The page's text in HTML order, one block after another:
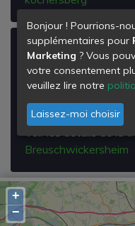
Déchetterie de
Rue de Hangenbieten
67112
Breuschwickersheim
Breuschwickersheim
+
−
Bonjour ! Pourrions-
supplémentaires pour
Marketing ? Vous
votre consentement
veuillez lire notre
Laissez-moi choisir